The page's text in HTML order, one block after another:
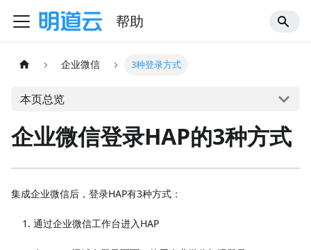
帮助
企业微信 3种登录方式
本页总览
企业微信登录HAP的3种方式
集成企业微信后，登录HAP有3种方式：
通过企业微信工作台进入HAP